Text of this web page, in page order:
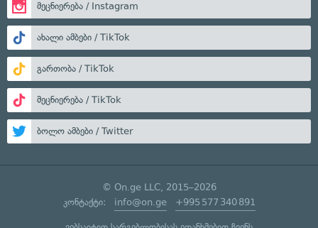
მეცნიერება / Instagram
ახალი ამბები / TikTok
გართობა / TikTok
მეცნიერება / TikTok
ბოლო ამბები / Twitter
© On.ge LLC, 2015–2026
კონტაქტი: info@on.ge +995 577 340 891